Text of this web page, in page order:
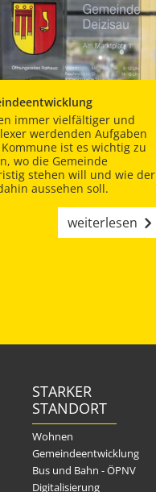
immer vielfältiger und
werdenden Aufgaben
ist es wichtig zu
wo die Gemeinde
stehen will und wie der
aussehen soll.
weiterlesen
STARKER
STANDORT
Wohnen
Gemeindeentwicklung
Bus und Bahn - ÖPNV
Digitalisierung